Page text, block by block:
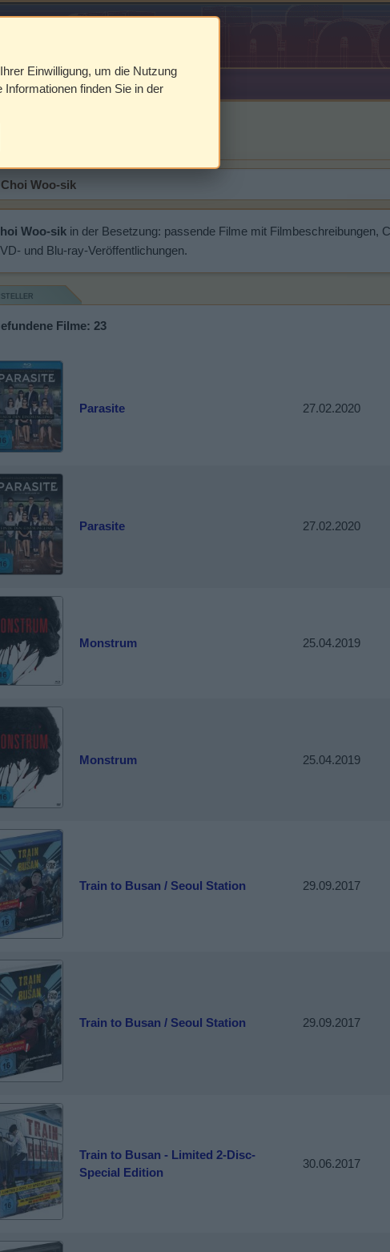
Woo-sik
Woo-sik in der Besetzung: passende Filme mit Filmbeschreibungen,
und Blu-ray-Veröffentlichungen.
Filme: 23
Parasite 27.02.2020
Parasite 27.02.2020
Monstrum 25.04.2019
Monstrum 25.04.2019
Train to Busan / Seoul Station 29.09.2017
Train to Busan / Seoul Station 29.09.2017
Train to Busan - Limited 2-Disc-
Special Edition
30.06.2017
Einwilligung, um die Nutzung
finden Sie in der